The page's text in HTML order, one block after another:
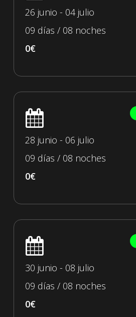
26 junio - 04 julio
09 días / 08 noches
0€
28 junio - 06 julio
09 días / 08 noches
0€
30 junio - 08 julio
09 días / 08 noches
0€